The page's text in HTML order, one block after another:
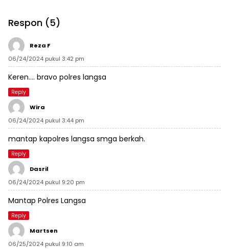
Respon (5)
Reza F
06/24/2024 pukul 3:42 pm
Keren…. bravo polres langsa
Reply
Wira
06/24/2024 pukul 3:44 pm
mantap kapolres langsa smga berkah.
Reply
Dasril
06/24/2024 pukul 9:20 pm
Mantap Polres Langsa
Reply
Martsen
06/25/2024 pukul 9:10 am